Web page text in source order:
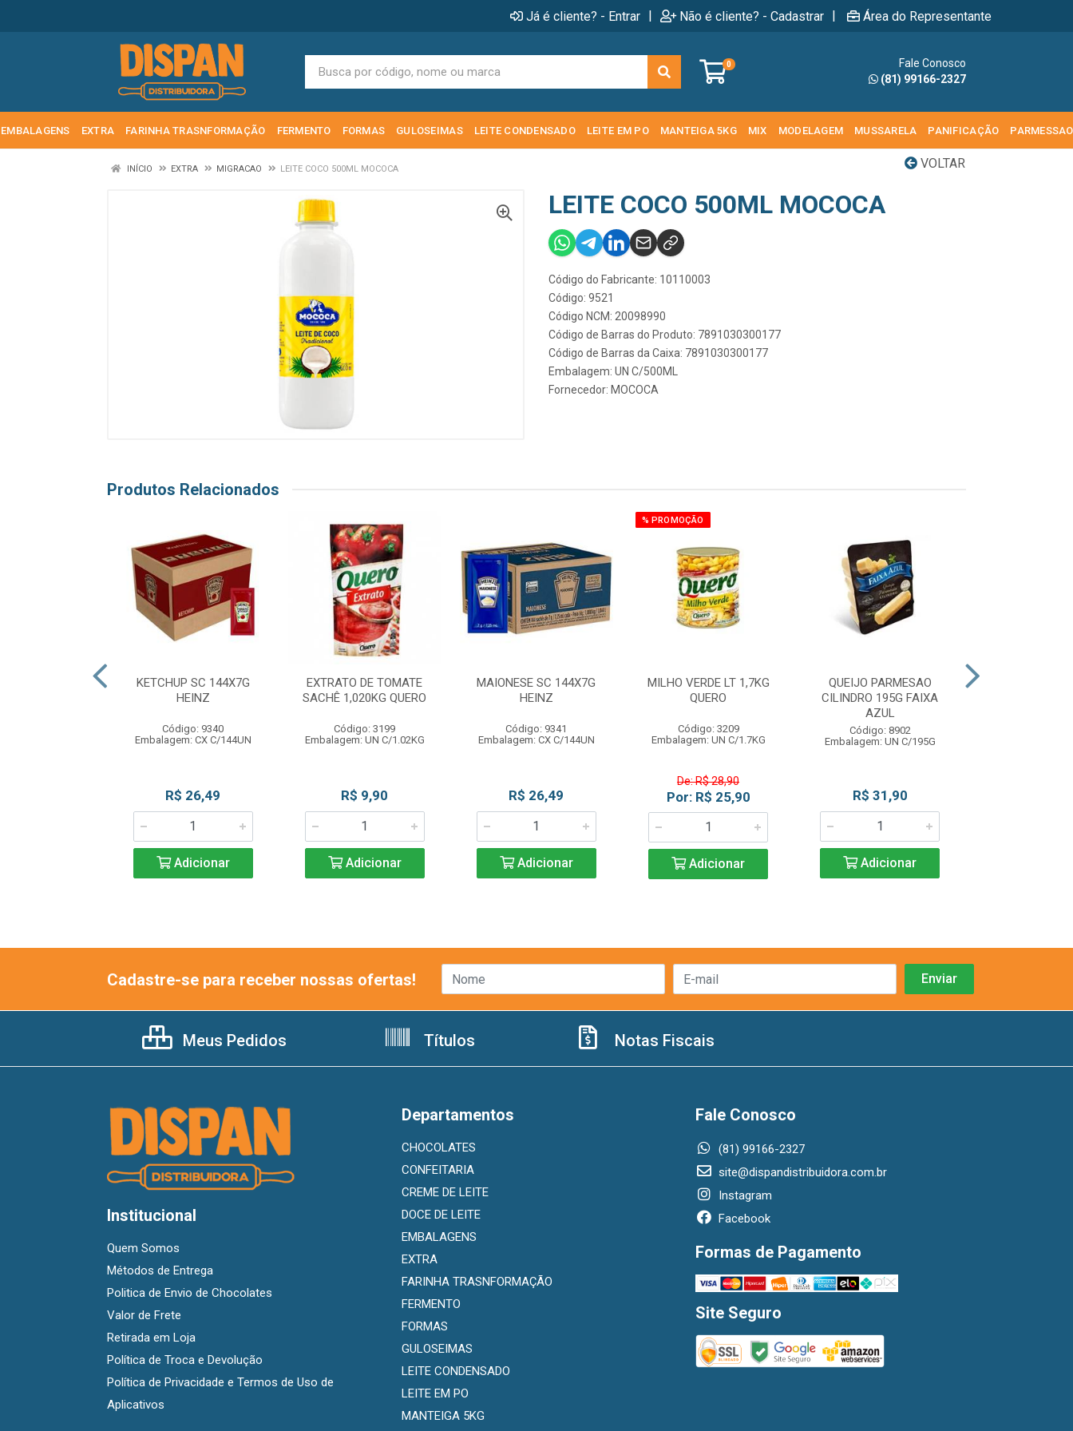
Já é cliente? - Entrar | Não é cliente? - Cadastrar | Área do Representante
0
Fale Conosco
(81) 99166-2327
EMBALAGENS EXTRA FARINHA TRASNFORMAÇÃO FERMENTO FORMAS GULOSEIMAS LEITE CONDENSADO LEITE EM PO MANTEIGA 5KG MIX MODELAGEM MUSSARELA PANIFICAÇÃO PARMESSAO
VOLTAR
INÍCIO EXTRA MIGRACAO LEITE COCO 500ML MOCOCA
LEITE COCO 500ML MOCOCA
Código do Fabricante: 10110003
Código: 9521
Código NCM: 20098990
Código de Barras do Produto: 7891030300177
Código de Barras da Caixa: 7891030300177
Embalagem: UN C/500ML
Fornecedor: MOCOCA
Produtos Relacionados
KETCHUP SC 144X7G
HEINZ
Código: 9340
Embalagem: CX C/144UN
R$ 26,49
Adicionar
EXTRATO DE TOMATE
SACHÊ 1,020KG QUERO
Código: 3199
Embalagem: UN C/1.02KG
R$ 9,90
Adicionar
MAIONESE SC 144X7G
HEINZ
Código: 9341
Embalagem: CX C/144UN
R$ 26,49
Adicionar
% PROMOÇÃO
MILHO VERDE LT 1,7KG
QUERO
Código: 3209
Embalagem: UN C/1.7KG
De: R$ 28,90
Por: R$ 25,90
Adicionar
QUEIJO PARMESAO
CILINDRO 195G FAIXA
AZUL
Código: 8902
Embalagem: UN C/195G
R$ 31,90
Adicionar
Cadastre-se para receber nossas ofertas!
Meus Pedidos Títulos Notas Fiscais
Institucional
Quem Somos
Métodos de Entrega
Politica de Envio de Chocolates
Valor de Frete
Retirada em Loja
Política de Troca e Devolução
Política de Privacidade e Termos de Uso de
Aplicativos
Departamentos
CHOCOLATES
CONFEITARIA
CREME DE LEITE
DOCE DE LEITE
EMBALAGENS
EXTRA
FARINHA TRASNFORMAÇÃO
FERMENTO
FORMAS
GULOSEIMAS
LEITE CONDENSADO
LEITE EM PO
MANTEIGA 5KG
Fale Conosco
(81) 99166-2327
site@dispandistribuidora.com.br
Instagram
Facebook
Formas de Pagamento
Site Seguro